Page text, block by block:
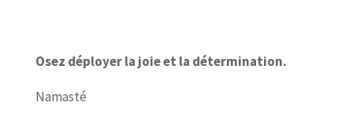
Osez déployer la joie et la détermination.
Namasté